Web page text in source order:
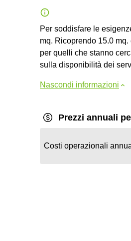
Per soddisfare le
mq. Ricoprendo 15.0
per quelli che stanno
sulla disponibilità dei
Nascondi informazioni
Prezzi annuali
Costi operazionali